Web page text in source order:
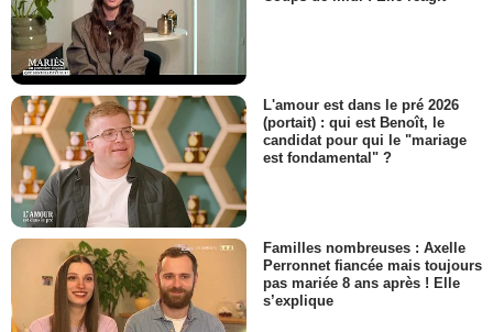
L'amour est dans le pré 2026
(portait) : qui est Benoît, le
candidat pour qui le "mariage
est fondamental" ?
Familles nombreuses : Axelle
Perronnet fiancée mais toujours
pas mariée 8 ans après ! Elle
s’explique